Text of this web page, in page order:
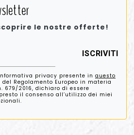
le nostre offerte!
privacy presente in questo
Regolamento Europeo in materia
679/2016, dichiaro di essere
il consenso all’utilizzo dei miei